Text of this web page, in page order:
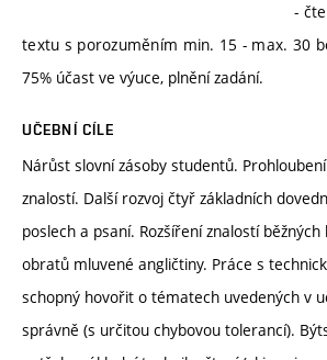
- čtení
textu s porozuměním min. 15 - max.
75% účast ve výuce, plnění zadání.
UČEBNÍ CÍLE
Nárůst slovní zásoby studentů.
znalostí. Další rozvoj čtyř základních
poslech a psaní. Rozšíření znalostí
obratů mluvené angličtiny. Práce s
schopný hovořit o tématech uvedených v
správně (s určitou chybovou tolerancí).